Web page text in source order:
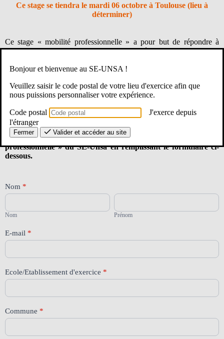
Ce stage se tiendra le mardi 06 octobre à Toulouse (lieu à
déterminer)
Ce stage « mobilité professionnelle » a pour but de répondre à
toutes vos questions, de vous rassurer, d’éviter les erreurs, bref,
cause et sereinement.
Il est gratuit pour les adhérents du SE-Unsa, une participation
de 10 € (repas compris) est demandée pour les non adhérents.
Il sera possible d’adhérer sur place.
Un projet de mobilité professionnelle, ça se réfléchit, ça
s’anticipe, ça se construit. Inscrivez-vous à ce stage « Mobilité
professionnelle » du SE-Unsa en remplissant le formulaire ci-
dessous.
[TOU]Stage
Mobilité
06/10/2026
Nom *
Nom
Nom
Prénom
Prénom
E-mail *
Ecole/Etablissement d'exercice *
Commune *
Bonjour et bienvenue au SE-UNSA !
Veuillez saisir le code postal de votre lieu d'exercice afin que
nous puissions personnaliser votre expérience.
Code postal
J'exerce depuis
l'étranger
Fermer Valider et accéder au site